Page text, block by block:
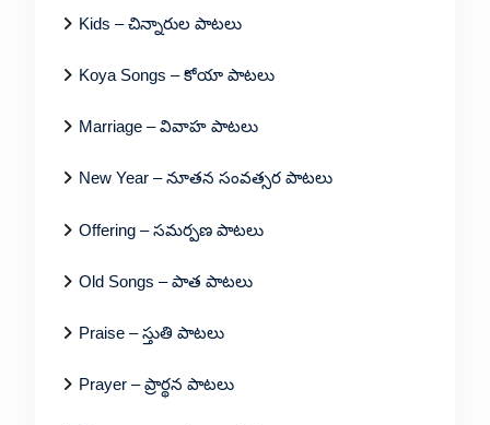
Kids – చిన్నారుల పాటలు
Koya Songs – కోయా పాటలు
Marriage – వివాహ పాటలు
New Year – నూతన సంవత్సర పాటలు
Offering – సమర్పణ పాటలు
Old Songs – పాత పాటలు
Praise – స్తుతి పాటలు
Prayer – ప్రార్థన పాటలు